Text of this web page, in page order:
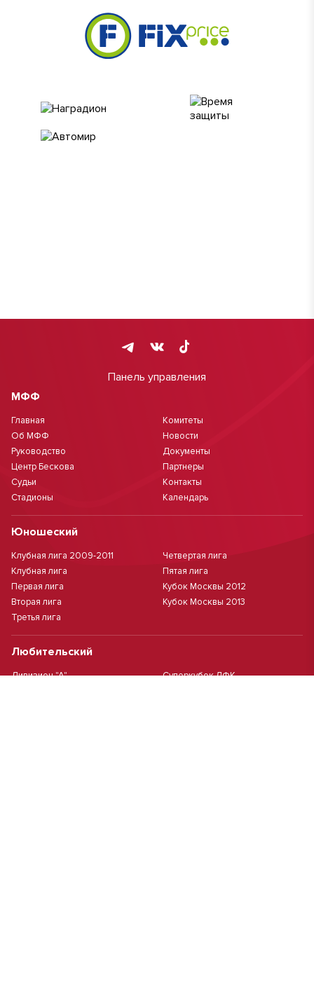
Панель управления
МФФ
Главная
Об МФФ
Руководство
Центр Бескова
Судьи
Стадионы
Комитеты
Новости
Документы
Партнеры
Контакты
Календарь
Юношеский
Клубная лига 2009-2011
Клубная лига
Первая лига
Вторая лига
Третья лига
Четвертая лига
Пятая лига
Кубок Москвы 2012
Кубок Москвы 2013
Любительский
Дивизион "А"
Суперкубок ЛФК